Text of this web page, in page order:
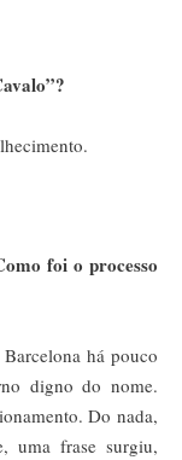
foi o processo
há pouco
digno do nome.
Do nada,
uma frase surgiu,